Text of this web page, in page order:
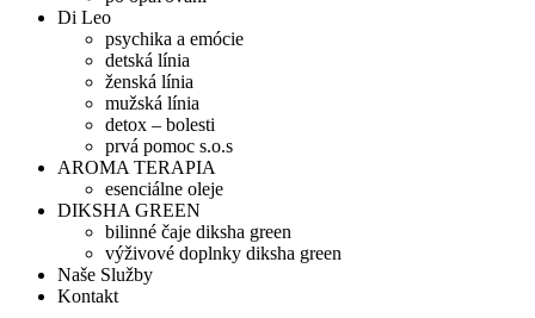
Di Leo
psychika a emócie
detská línia
ženská línia
mužská línia
detox – bolesti
prvá pomoc s.o.s
AROMA TERAPIA
esenciálne oleje
DIKSHA GREEN
bilinné čaje diksha green
výživové doplnky diksha green
Naše Služby
Kontakt